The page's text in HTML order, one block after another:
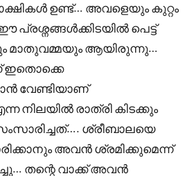
ഉണ്ട്… അവളെയും കുറ്റം
പ്രശ്നങ്ങൾക്കിടയിൽ പെട്ട്
മാതുവമ്മയും ആയിരുന്നു…
ഇതൊക്കെ
വേണ്ടിയാണ്
നിലയിൽ രാത്രി കിടക്കും
ശ്രീബാലയെ
അവൻ ശ്രമിക്കുമെന്ന്
തന്റെ വാക്ക് അവൻ